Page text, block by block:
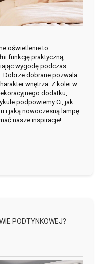
oświetlenie to
funkcję praktyczną,
wygodę podczas
Dobrze dobrane pozwala
wnętrza. Z kolei w
dodatku,
podpowiemy Ci, jak
i jaką nowoczesną lampę
nasze inspiracje!
PODTYNKOWEJ?